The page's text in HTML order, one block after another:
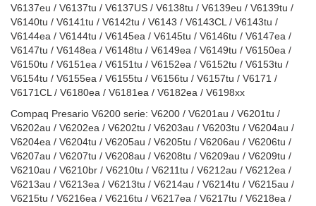
V6137eu / V6137tu / V6137US / V6138tu / V6139eu / V6139tu /
V6140tu / V6141tu / V6142tu / V6143 / V6143CL / V6143tu /
V6144ea / V6144tu / V6145ea / V6145tu / V6146tu / V6147ea /
V6147tu / V6148ea / V6148tu / V6149ea / V6149tu / V6150ea /
V6150tu / V6151ea / V6151tu / V6152ea / V6152tu / V6153tu /
V6154tu / V6155ea / V6155tu / V6156tu / V6157tu / V6171 /
V6171CL / V6180ea / V6181ea / V6182ea / V6198xx
Compaq Presario V6200 serie: V6200 / V6201au / V6201tu /
V6202au / V6202ea / V6202tu / V6203au / V6203tu / V6204au /
V6204ea / V6204tu / V6205au / V6205tu / V6206au / V6206tu /
V6207au / V6207tu / V6208au / V6208tu / V6209au / V6209tu /
V6210au / V6210br / V6210tu / V6211tu / V6212au / V6212ea /
V6213au / V6213ea / V6213tu / V6214au / V6214tu / V6215au /
V6215tu / V6216ea / V6216tu / V6217ea / V6217tu / V6218ea /